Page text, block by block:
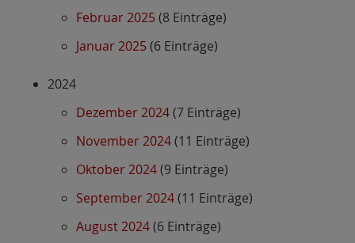
Februar 2025(8 Einträge)
Januar 2025(6 Einträge)
2024
Dezember 2024(7 Einträge)
November 2024(11 Einträge)
Oktober 2024(9 Einträge)
September 2024(11 Einträge)
August 2024(6 Einträge)